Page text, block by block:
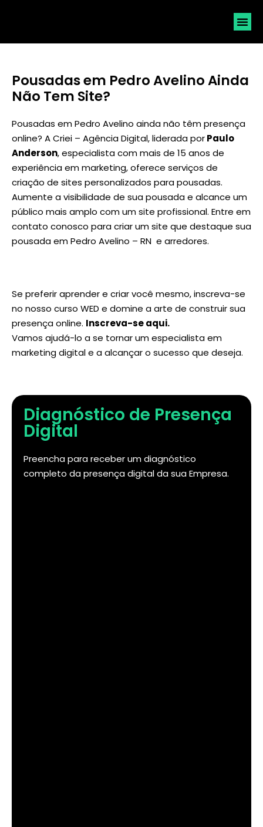
Pousadas em Pedro Avelino Ainda
Não Tem Site?
Pousadas em Pedro Avelino ainda não têm presença
online? A Criei – Agência Digital, liderada porPaulo
Anderson, especialista com mais de 15 anos de
experiência em marketing, oferece serviços de
criação de sites personalizados para pousadas.
Aumente a visibilidade de sua pousada e alcance um
público mais amplo com um site profissional. Entre em
contato conosco para criar um site que destaque sua
pousada em Pedro Avelino – RN e arredores.
Se preferir aprender e criar você mesmo, inscreva-se
no nosso curso WED e domine a arte de construir sua
presença online. Inscreva-se aqui.
Vamos ajudá-lo a se tornar um especialista em
marketing digital e a alcançar o sucesso que deseja.
Diagnóstico de Presença
Digital
Preencha para receber um diagnóstico
completo da presença digital da sua Empresa.